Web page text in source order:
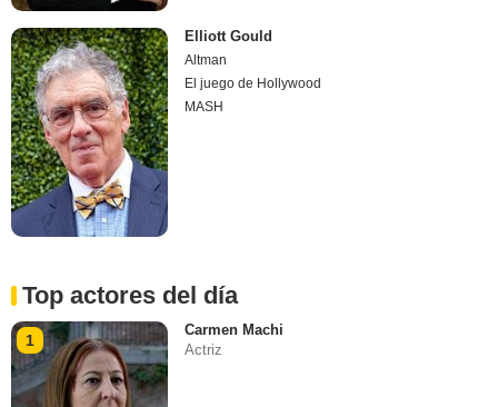
Elliott Gould
Altman
El juego de Hollywood
MASH
Top actores del día
1
Carmen Machi
Actriz